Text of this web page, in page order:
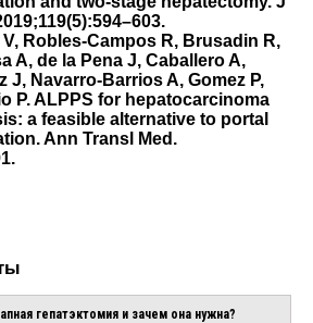
Robles-Campos R, Brusadin R,
A, de la Pena J, Caballero A,
J, Navarro-Barrios A, Gomez P,
P. ALPPS for hepatocarcinoma
a feasible alternative to portal
Ann Transl Med.
гепатэктомия и зачем она нужна?